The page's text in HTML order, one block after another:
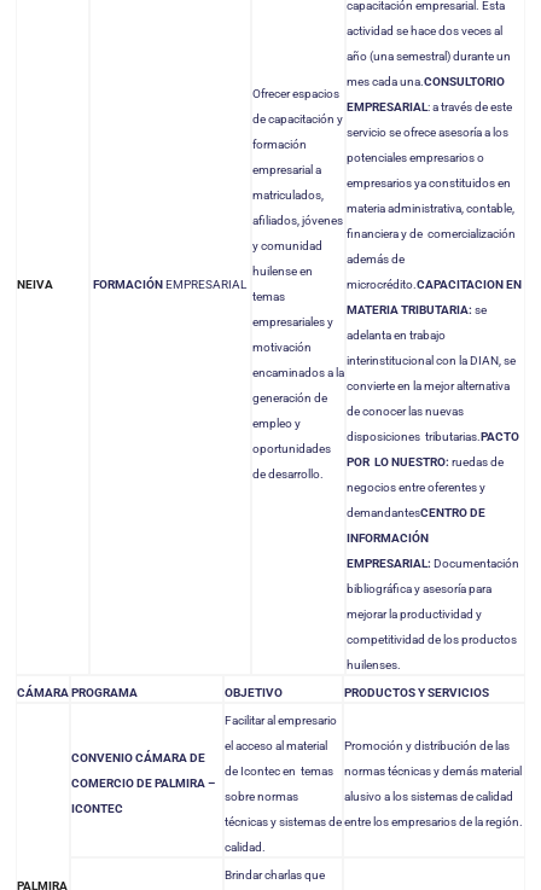
NEIVA FORMACIÓNEMPRESARIAL
Ofrecer espacios
de capacitación y
formación
empresarial a
matriculados,
afiliados, jóvenes
y comunidad
huilense en
temas
empresariales y
motivación
encaminados a la
generación de
empleo y
oportunidades
de desarrollo.
capacitación empresarial. Esta
actividad se hace dos veces al
año (una semestral) durante un
mes cada una. CONSULTORIO
EMPRESARIAL: a través de este
servicio se ofrece asesoría a los
potenciales empresarios o
empresarios ya constituidos en
materia administrativa, contable,
financiera y de comercialización
además de
microcrédito. CAPACITACION EN
MATERIA TRIBUTARIA: se
adelanta en trabajo
interinstitucional con la DIAN, se
convierte en la mejor alternativa
de conocer las nuevas
disposiciones tributarias. PACTO
POR LO NUESTRO: ruedas de
negocios entre oferentes y
demandantesCENTRO DE
INFORMACIÓN
EMPRESARIAL: Documentación
bibliográfica y asesoría para
mejorar la productividad y
competitividad de los productos
huilenses.
CÁMARAPROGRAMA OBJETIVO PRODUCTOS Y SERVICIOS
PALMIRA
CONVENIO CÁMARA DE
COMERCIO DE PALMIRA –
ICONTEC
Facilitar al empresario
el acceso al material
de Icontec en temas
sobre normas
técnicas y sistemas de
calidad.
Promoción y distribución de las
normas técnicas y demás material
alusivo a los sistemas de calidad
entre los empresarios de la región.
Brindar charlas que